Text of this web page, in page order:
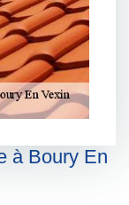
à Boury En